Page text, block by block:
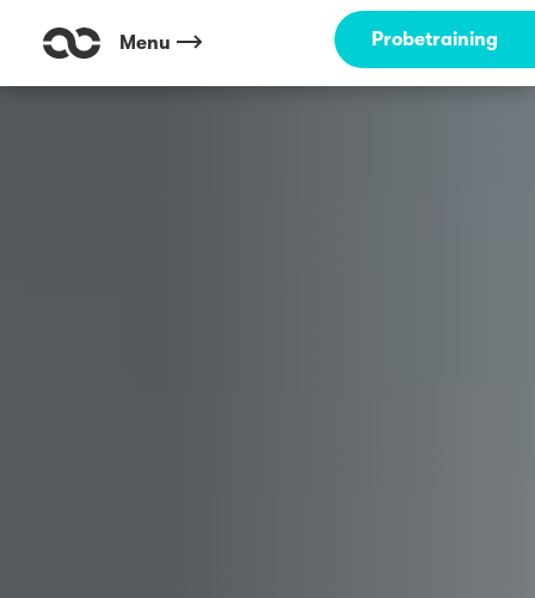
Menu Probetraining
Outdoor Fitness direkt um die Ecke: Rotehornpark - Albinmüller-